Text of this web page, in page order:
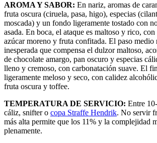
AROMA Y SABOR: En nariz, aromas de
fruta oscura (ciruela, pasa, higo), especias
moscada) y un fondo ligeramente tostado con
asada. En boca, el ataque es maltoso y rico, con
azúcar moreno y fruta confitada. El paso medio
inesperada que compensa el dulzor maltoso,
de chocolate amargo, pan oscuro y especias
lleno y cremoso, con carbonatación suave. El
ligeramente meloso y seco, con calidez
fruta oscura y toffee.
TEMPERATURA DE SERVICIO: Entre
cáliz, snifter o copa Straffe Hendrik. No servir
más alta permite que los 11% y la complejidad
plenamente.